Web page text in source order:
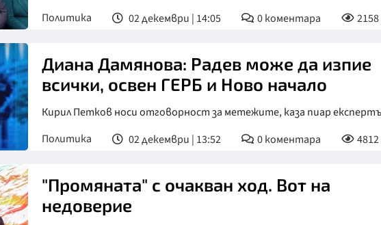
Политика
02 декември | 14:05 0коментара 2158
Диана Дамянова: Радев може да изпие
всички, освен ГЕРБ и Ново начало
Кирил Петков носи отговорност за метежите, каза пиар
Политика
02 декември | 13:52 0коментара 4812
"Промяната" с очакван ход. Вот на
недоверие